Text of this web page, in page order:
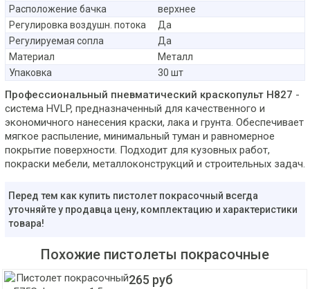
Расположение бачка
верхнее
Регулировка воздушн. потока
Да
Регулируемая сопла
Да
Материал
Металл
Упаковка
30 шт
Профессиональный пневматический краскопульт H827 -
система HVLP, предназначенный для качественного и
экономичного нанесения краски, лака и грунта. Обеспечивает
мягкое распыление, минимальный туман и равномерное
покрытие поверхности. Подходит для кузовных работ,
покраски мебели, металлоконструкций и строительных задач.
Перед тем как купить пистолет покрасочный всегда
уточняйте у продавца цену, комплектацию и характеристики
товара!
Похожие пистолеты покрасочные
265 руб